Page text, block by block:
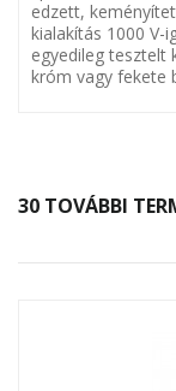
edzett,
kialakítás 1000 V-
egyedileg
króm vagy fekete
30 TOVÁBBI